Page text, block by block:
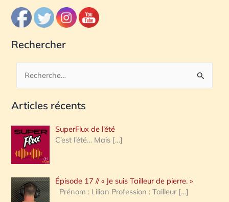
Rechercher
c
e
r
c
h
e
Articles récents
SuperFlux de l’été
C’est l’été… Mais […]
Épisode 17 // « Je suis Tailleur de pierre. »
Prénom : Lilian Profession : Tailleur […]